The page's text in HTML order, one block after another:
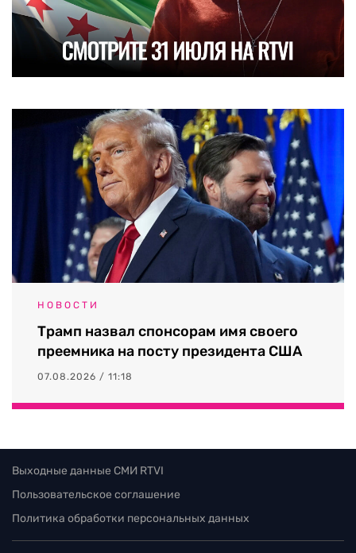
НОВОСТИ
Трамп назвал спонсорам имя своего
преемника на посту президента США
07.08.2026 / 11:18
Выходные данные СМИ RTVI
Пользовательское соглашение
Политика обработки персональных данных